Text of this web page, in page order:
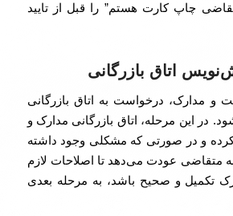
چاپ کارت هستم” را قبل از تایید
اتاق بازرگانی
و مدارک، درخواست به اتاق بازرگانی
در این مرحله، اتاق بازرگانی مدارک و
و در صورتی که مشکلی وجود داشته
متقاضی عودت می‌دهد تا اصلاحات لازم
تکمیل و صحیح باشد، به مرحله بعدی